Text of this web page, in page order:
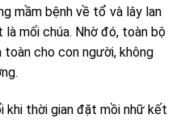
mầm bệnh về tổ và lây lan
mối chúa. Nhờ đó, toàn bộ
cho con người, không